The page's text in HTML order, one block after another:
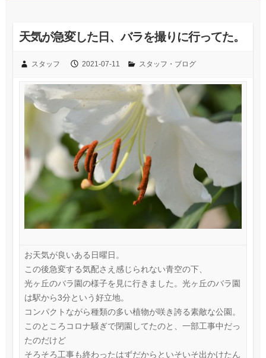
天気が急変した日、バラを撮りに行ってた。
スタッフ 2021-07-11 スタッフ・ブログ
お天気が良いある日曜日。
この後急変する気配さえ感じられない青空の下、
光ヶ丘のバラ園の様子を見に行きました。光ヶ丘のバラ園
は駅から3分という好立地。
コンパクトながら種類の多い植物が咲き誇る素敵な公園。
このところコロナ騒ぎで閉園してたのと、一部工事中だっ
たのだけど
そろそろ工事も終わったはずだからといそいそ出かけたん